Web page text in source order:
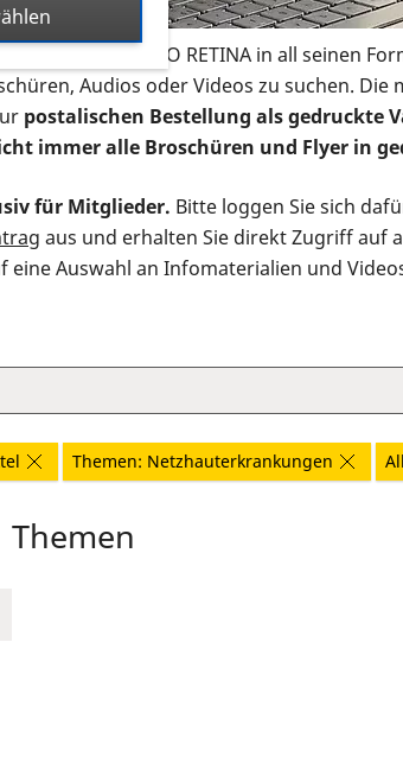
der PRO RETINA in all seinen
Audios oder Videos zu suchen.
postalischen Bestellung als gedruckte
immer alle Broschüren und Flyer in
für Mitglieder. Bitte loggen Sie sich
aus und erhalten Sie direkt Zugriff auf
eine Auswahl an Infomaterialien und
Themen: Netzhauterkrankungen
Themen